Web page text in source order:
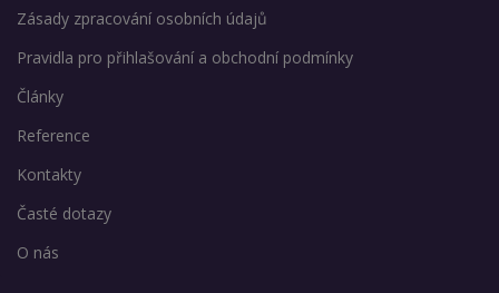
Zásady zpracování osobních údajů
Pravidla pro přihlašování a obchodní podmínky
Články
Reference
Kontakty
Časté dotazy
O nás